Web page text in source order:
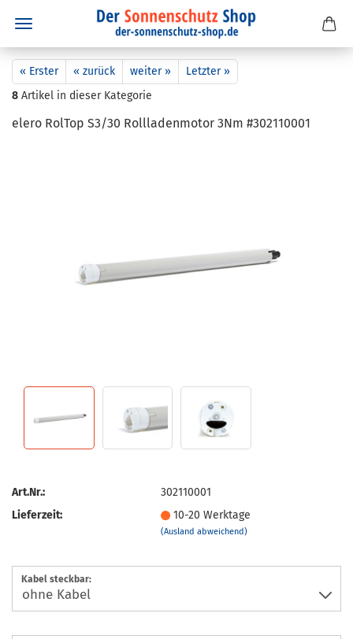
« Erster « zurück weiter »
Letzter »
8 Artikel in dieser Kategorie
elero Rol­Top S3/30 Roll­la­den­mo­tor 3Nm #302110001
Art.Nr.:
302110001
Lieferzeit:
10-20 Werktage
(Ausland abweichend)
Kabel steckbar: